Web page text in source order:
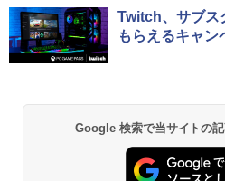
￥1,595
Anker
￥7,990
Anker
￥5,990
BRUCE
[Explicit]
BRUCE
￥250
【
ET ラベルレス
by Amazon 天
ウォーター ペ
ットル (Smart
薬屋のひとり
ンガンコミッ
異世界居酒屋
￥832
Twitch、サブス
もらえるキャン
Google 検索で当サイトの